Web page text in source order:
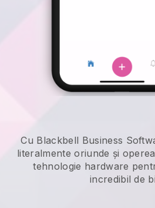
Cu Blackbell Business
literalmente oriunde și
tehnologie hardware
incredibil de